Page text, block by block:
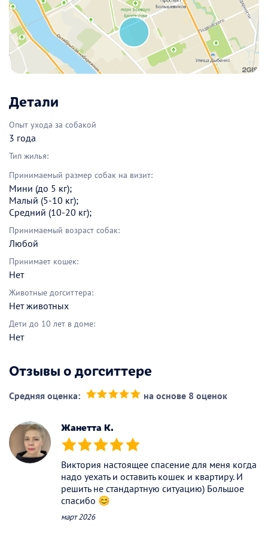
Детали
Опыт ухода за собакой
3 года
Тип жилья:
Принимаемый размер собак на визит:
Мини (до 5 кг);
Малый (5-10 кг);
Средний (10-20 кг);
Принимаемый возраст собак:
Любой
Принимает кошек:
Нет
Животные догситтера:
Нет животных
Дети до 10 лет в доме:
Нет
Отзывы о догситтере
Средняя оценка: на основе 8 оценок
Жанетта К.
(*) (*) (*) (*) (*)
Виктория настоящее спасение для меня когда
надо уехать и оставить кошек и квартиру. И
решить не стандартную ситуацию) Большое
спасибо 😊
март 2026